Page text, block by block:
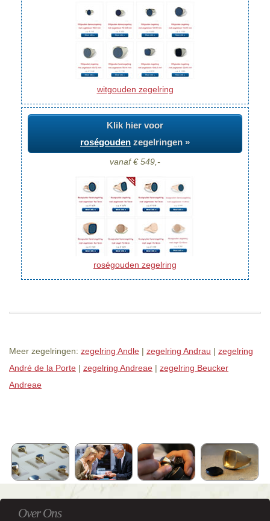
witgouden zegelring
Klik hier voor
roségouden zegelringen »
vanaf € 549,-
roségouden zegelring
Meer zegelringen: zegelring Andle | zegelring Andrau | zegelring
André de la Porte | zegelring Andreae | zegelring Beucker
Andreae
Over Ons